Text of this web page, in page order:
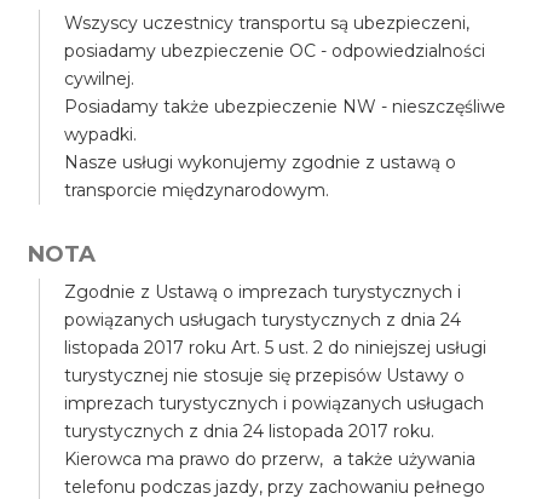
Wszyscy uczestnicy transportu są ubezpieczeni,
posiadamy ubezpieczenie OC - odpowiedzialności
cywilnej.
Posiadamy także ubezpieczenie NW - nieszczęśliwe
wypadki.
Nasze usługi wykonujemy zgodnie z ustawą o
transporcie międzynarodowym.
NOTA
Zgodnie z Ustawą o imprezach turystycznych i
powiązanych usługach turystycznych z dnia 24
listopada 2017 roku Art. 5 ust. 2 do niniejszej usługi
turystycznej nie stosuje się przepisów Ustawy o
imprezach turystycznych i powiązanych usługach
turystycznych z dnia 24 listopada 2017 roku.
Kierowca ma prawo do przerw, a także używania
telefonu podczas jazdy, przy zachowaniu pełnego